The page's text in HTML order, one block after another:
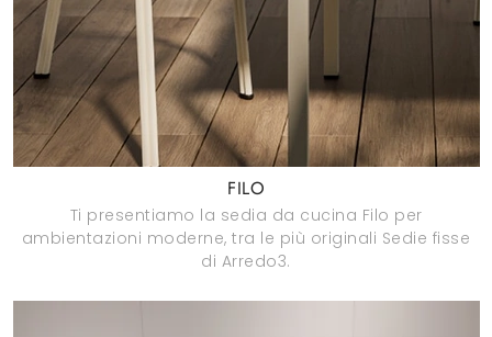
FILO
Ti presentiamo la sedia da cucina Filo per
ambientazioni moderne, tra le più originali Sedie fisse
di Arredo3.